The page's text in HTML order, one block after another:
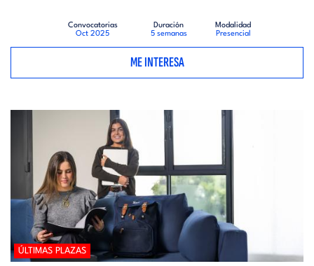
Convocatorias
Oct 2025
Duración
5 semanas
Modalidad
Presencial
ME INTERESA
ÚLTIMAS PLAZAS